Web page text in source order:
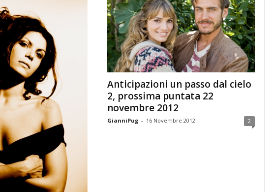
Anticipazioni un passo dal cielo
2, prossima puntata 22
novembre 2012
GianniPug - 16 Novembre 2012 2